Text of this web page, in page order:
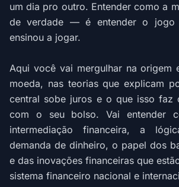
um dia pro outro. Entender como a
de verdade — é entender o jogo
ensinou a jogar.
Aqui você vai mergulhar na origem
moeda, nas teorias que explicam
central sobe juros e o que isso faz
com o seu bolso. Vai entender
intermediação financeira, a
demanda de dinheiro, o papel dos
e das inovações financeiras que
sistema financeiro nacional e